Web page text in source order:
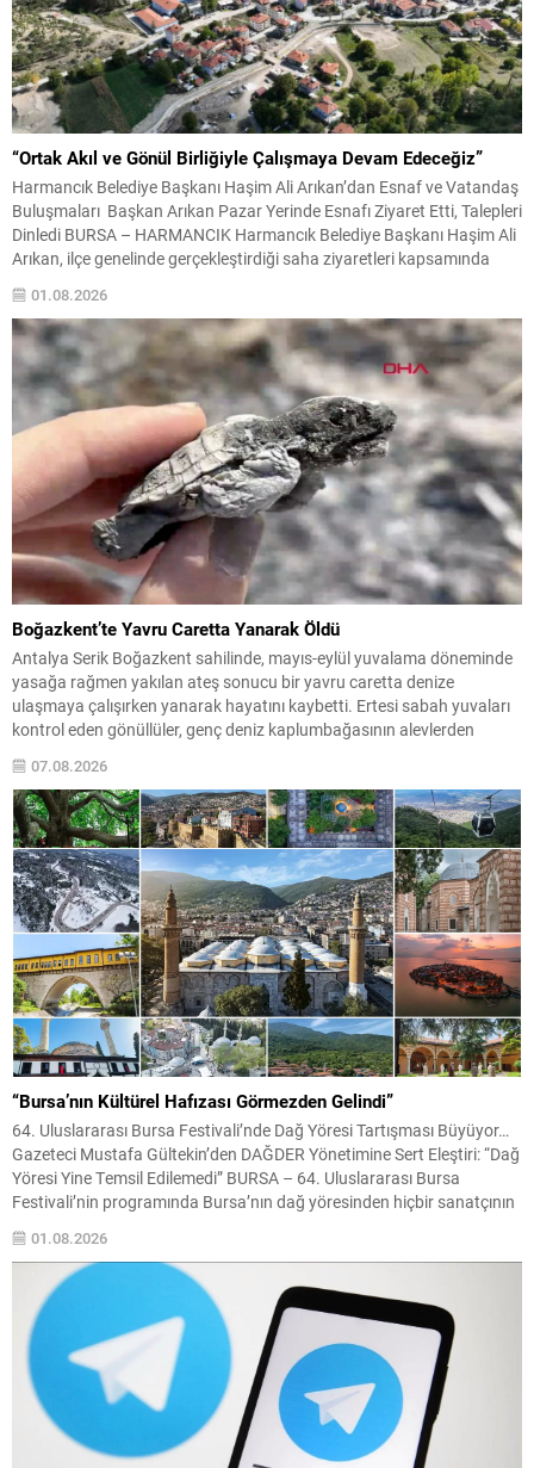
“Ortak Akıl ve Gönül Birliğiyle Çalışmaya Devam Edeceğiz”
Harmancık Belediye Başkanı Haşim Ali Arıkan’dan Esnaf ve Vatandaş
Buluşmaları Başkan Arıkan Pazar Yerinde Esnafı Ziyaret Etti, Talepleri
Dinledi BURSA – HARMANCIK Harmancık Belediye Başkanı Haşim Ali
Arıkan, ilçe genelinde gerçekleştirdiği saha ziyaretleri kapsamında
ve sosyal yaşamında önemli bir yere...
01.08.2026
Boğazkent’te Yavru Caretta Yanarak Öldü
Antalya Serik Boğazkent sahilinde, mayıs-eylül yuvalama döneminde
yasağa rağmen yakılan ateş sonucu bir yavru caretta denize
ulaşmaya çalışırken yanarak hayatını kaybetti. Ertesi sabah yuvaları
kontrol eden gönüllüler, genç deniz kaplumbağasının alevlerden
etkilendiğini tespit etti. Ekolojik Araştırmalar Derneği (EKAD)
gönüllüsü Burcu Kotan, bölgenin deniz kaplumbağaları için yoğun ve
elverişli bir yuvalama...
07.08.2026
“Bursa’nın Kültürel Hafızası Görmezden Gelindi”
64. Uluslararası Bursa Festivali’nde Dağ Yöresi Tartışması Büyüyor…
Gazeteci Mustafa Gültekin’den DAĞDER Yönetimine Sert Eleştiri: “Dağ
Yöresi Yine Temsil Edilemedi” BURSA – 64. Uluslararası Bursa
Festivali’nin programında Bursa’nın dağ yöresinden hiçbir sanatçının
yer almaması, kentte kültürel temsil tartışmalarını yeniden gündeme
taşıdı. Gazeteci Mustafa Gültekin, festival programına ilişkin yaptığı
değerlendirmede, Bursa’nın...
01.08.2026